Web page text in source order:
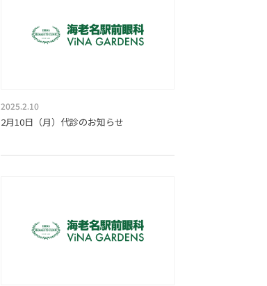
2025.2.10
2月10日（月）代診のお知らせ